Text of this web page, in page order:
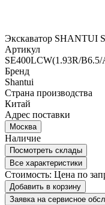
Экскаватор SHANTUI
Артикул
SE400LCW(1.93R/B6.5/
Бренд
Shantui
Страна производства
Китай
Адрес поставки
Москва
Наличие
Посмотреть склады
Все характеристики
Стоимость: Цена по
Добавить в корзину
Заявка на сервисное